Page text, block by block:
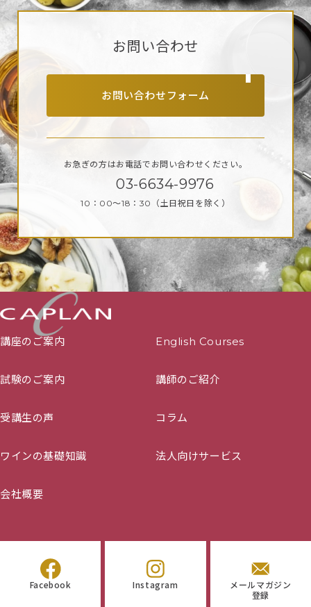
お問い合わせ
お問い合わせフォーム
お急ぎの方はお電話で お問い合わせください。
03-6634-9976
10：00～18：30 （土日祝日を除く）
講座のご案内 English Courses
試験のご案内 講師のご紹介
受講生の声 コラム
ワインの基礎知識 法人向けサービス
会社概要
Facebook Instagram
メールマガジン
登録